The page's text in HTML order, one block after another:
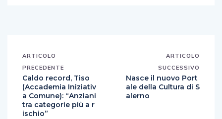
ARTICOLO
PRECEDENTE
Caldo record, Tiso
(Accademia Iniziativ
a Comune): “Anziani
tra categorie più a r
ischio”
ARTICOLO
SUCCESSIVO
Nasce il nuovo Port
ale della Cultura di S
alerno